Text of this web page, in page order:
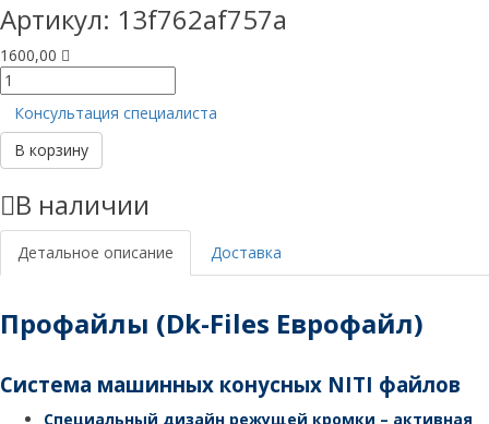
Артикул: 13f762af757a
1600,00
Количество
товара
Профайл
(ProFile)
04
№40
(Еврофайл)
Консультация специалиста
В корзину
В наличии
Детальное описание Доставка
Профайлы (Dk-Files Еврофайл)
Система машинных конусных NITI файлов
Специальный дизайн режущей кромки – активная